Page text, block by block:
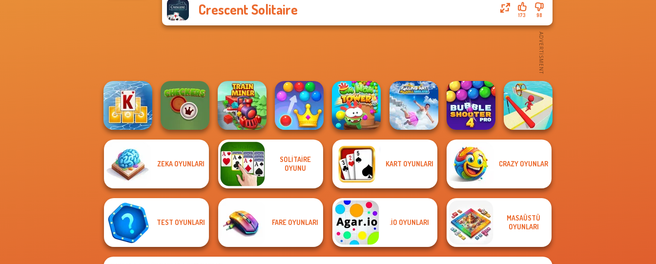
Crescent Solitaire 98
173
Tripeaks Solitaire
Holiday
Train Miner
Royal Bubble
Blast
Om Nom Tower
3D
Ragdoll
Bubble Shooter
Pro 4
ZEKA OYUNLARI
SOLITAIRE
OYUNU
KART OYUNLARI CRAZY OYUNLAR
TEST OYUNLARI FARE OYUNLARI .IO OYUNLARI
MASAÜSTÜ
OYUNLARI